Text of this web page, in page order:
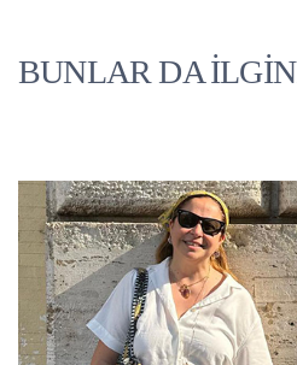
BUNLAR DA